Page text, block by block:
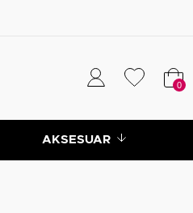
0
AKSESUAR